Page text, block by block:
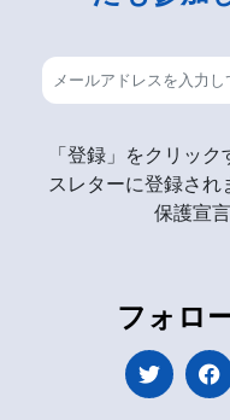
「登録」をクリッ
スレターに登録され
保護宣
フォロ